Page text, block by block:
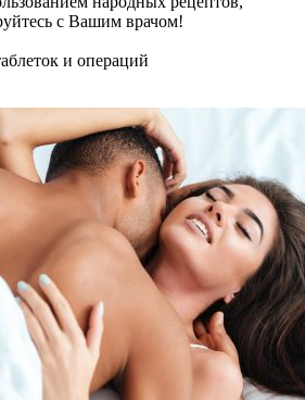
с Вашим врачом!
и операций